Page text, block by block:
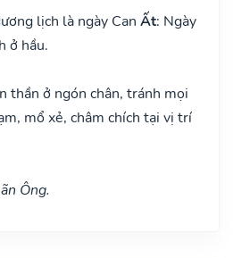
lịch là ngày Can Ất: Ngày
ở hầu.
thần ở ngón chân, tránh mọi
mổ xẻ, châm chích tại vị trí
Ông.